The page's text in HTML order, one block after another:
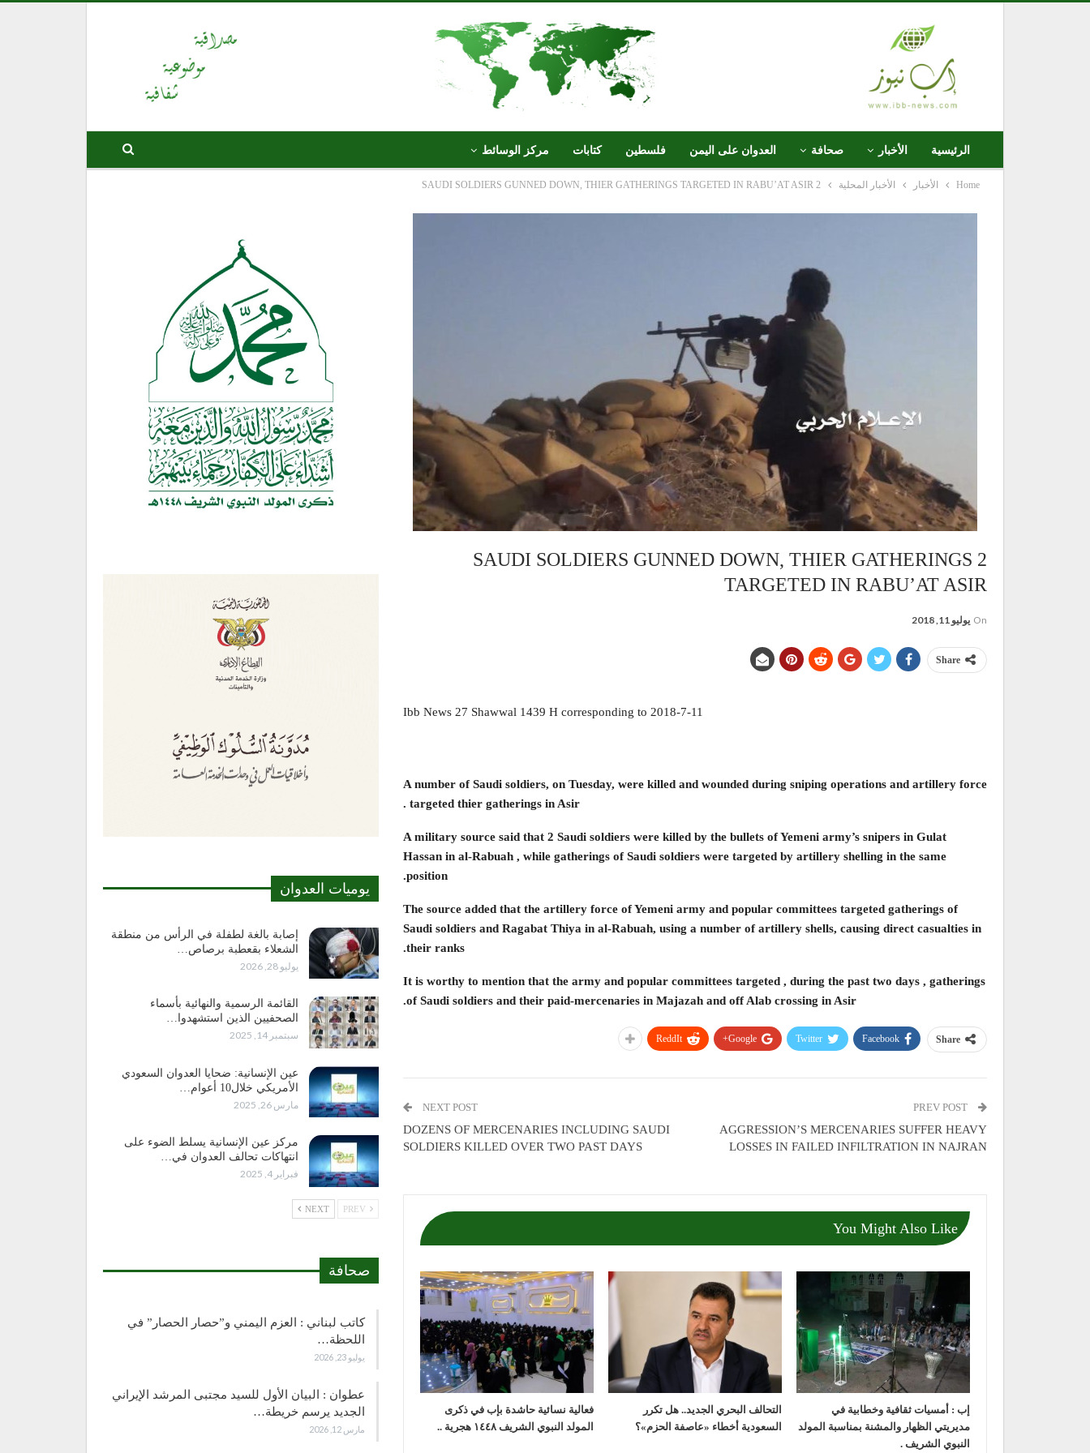
الرئيسية الأخبار صحافة العدوان على اليمن فلسطين كتابات مركز الوسائط
Home الأخبار الأخبار المحلية 2 SAUDI SOLDIERS GUNNED DOWN, THIER GATHERINGS TARGETED IN RABU’AT ASIR
2 SAUDI SOLDIERS GUNNED DOWN, THIER GATHERINGS
TARGETED IN RABU’AT ASIR
On يوليو 11, 2018
Share
Ibb News 27 Shawwal 1439 H corresponding to 2018-7-11
A number of Saudi soldiers, on Tuesday, were killed and wounded during sniping operations and artillery force
targeted thier gatherings in Asir .
A military source said that 2 Saudi soldiers were killed by the bullets of Yemeni army’s snipers in Gulat
Hassan in al-Rabuah , while gatherings of Saudi soldiers were targeted by artillery shelling in the same
position.
The source added that the artillery force of Yemeni army and popular committees targeted gatherings of
Saudi soldiers and Ragabat Thiya in al-Rabuah, using a number of artillery shells, causing direct casualties in
their ranks.
It is worthy to mention that the army and popular committees targeted , during the past two days , gatherings
of Saudi soldiers and their paid-mercenaries in Majazah and off Alab crossing in Asir.
Share
Facebook
Twitter
Google+
ReddIt
AGGRESSION’S MERCENARIES SUFFER HEAVY
LOSSES IN FAILED INFILTRATION IN NAJRAN
NEXT POST
DOZENS OF MERCENARIES INCLUDING SAUDI
SOLDIERS KILLED OVER TWO PAST DAYS
You Might Also Like
إب : أمسيات ثقافية وخطابية في
مديريتي الظهار والمشنة بمناسبة المولد
النبوي الشريف .
التحالف البحري الجديد.. هل تكرر
السعودية أخطاء «عاصفة الحزم»؟
فعالية نسائية حاشدة بإب في ذكرى
المولد النبوي الشريف ١٤٤٨ هجرية ..
يوميات العدوان
إصابة بالغة لطفلة في الرأس من منطقة
الشعلاء بقعطبة برصاص…
يوليو 28, 2026
القائمة الرسمية والنهائية بأسماء
الصحفيين الذين استشهدوا…
سبتمبر 14, 2025
عين الإنسانية: ضحايا العدوان السعودي
الأمريكي خلال10 أعوام…
مارس 26, 2025
مركز عين الإنسانية يسلط الضوء على
انتهاكات تحالف العدوان في…
فبراير 4, 2025
NEXT
صحافة
كاتب لبناني : العزم اليمني و”حصار الحصار” في
اللحظة…
يوليو 23, 2026
عطوان : البيان الأول للسيد مجتبى المرشد الإيراني
الجديد يرسم خريطة…
مارس 12, 2026